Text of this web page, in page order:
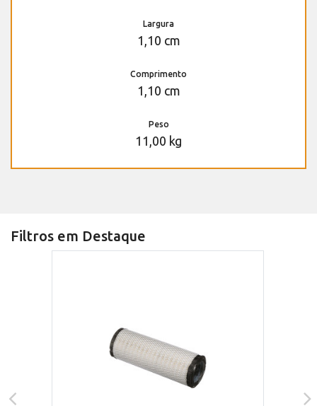
Largura
1,10 cm
Comprimento
1,10 cm
Peso
11,00 kg
Filtros em Destaque